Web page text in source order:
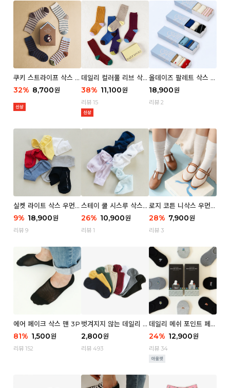
쿠키 스트라이프 삭스 우
먼 2P
32% 8,700원
데일리 컬러풀 리브 삭스
우먼 3P 세트
38% 11,100원
리뷰 15
올데이즈 팔레트 삭스 우
먼 5P
18,900원
리뷰 2
실켓 라이트 삭스 우먼 3
P
9% 18,900원
리뷰 9
스테이 쿨 시스루 삭스
우먼 2P
26% 10,900원
리뷰 1
로지 코튼 니삭스 우먼 1
P
28% 7,900원
리뷰 3
에어 페이크 삭스 맨 3P
81% 1,500원
리뷰 152
벗겨지지 않는 데일리 페
이크 삭스 (우먼)
2,800원
리뷰 493
데일리 메쉬 포인트 페이
크 삭스 우먼 4P
24% 12,900원
리뷰 34